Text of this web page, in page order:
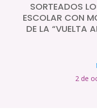
SORTEADOS
ESCOLAR CON
DE LA “VUELTA
2 de